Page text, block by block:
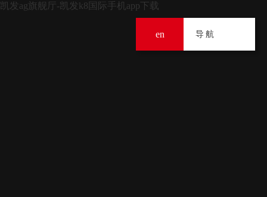
en 导航
凯发ag旗舰厅-凯发k8国际手机app下载